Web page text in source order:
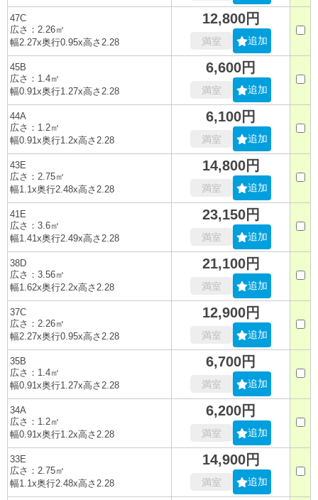
47C
広さ：2.26㎡
幅2.27x奥行0.95x高さ2.28
12,800円
満室 追加
45B
広さ：1.4㎡
幅0.91x奥行1.27x高さ2.28
6,600円
満室 追加
44A
広さ：1.2㎡
幅0.91x奥行1.2x高さ2.28
6,100円
満室 追加
43E
広さ：2.75㎡
幅1.1x奥行2.48x高さ2.28
14,800円
満室 追加
41E
広さ：3.6㎡
幅1.41x奥行2.49x高さ2.28
23,150円
満室 追加
38D
広さ：3.56㎡
幅1.62x奥行2.2x高さ2.28
21,100円
満室 追加
37C
広さ：2.26㎡
幅2.27x奥行0.95x高さ2.28
12,900円
満室 追加
35B
広さ：1.4㎡
幅0.91x奥行1.27x高さ2.28
6,700円
満室 追加
34A
広さ：1.2㎡
幅0.91x奥行1.2x高さ2.28
6,200円
満室 追加
33E
広さ：2.75㎡
幅1.1x奥行2.48x高さ2.28
14,900円
満室 追加